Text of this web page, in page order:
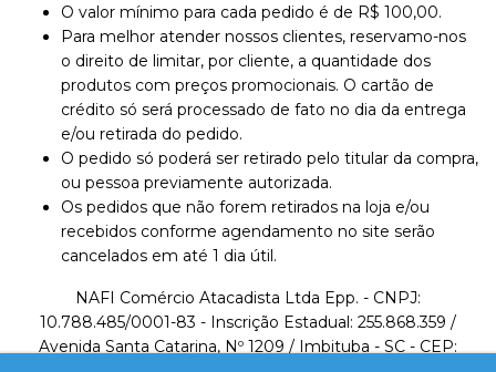
O valor mínimo para cada pedido é de R$ 100,00.
Para melhor atender nossos clientes, reservamo-nos
o direito de limitar, por cliente, a quantidade dos
produtos com preços promocionais. O cartão de
crédito só será processado de fato no dia da entrega
e/ou retirada do pedido.
O pedido só poderá ser retirado pelo titular da compra,
ou pessoa previamente autorizada.
Os pedidos que não forem retirados na loja e/ou
recebidos conforme agendamento no site serão
cancelados em até 1 dia útil.
NAFI Comércio Atacadista Ltda Epp. - CNPJ:
10.788.485/0001-83 - Inscrição Estadual: 255.868.359 /
Avenida Santa Catarina, Nº 1209 / Imbituba - SC - CEP: